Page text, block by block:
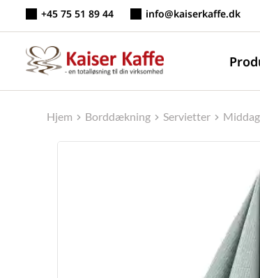
indhold
+45 75 51 89 44 info@kaiserkaffe.dk
Hjem Borddækning Servietter